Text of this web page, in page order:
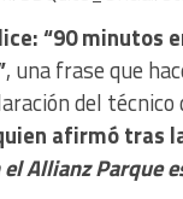
“90 minutos
, una frase que
del
afirmó tras
Allianz Parque